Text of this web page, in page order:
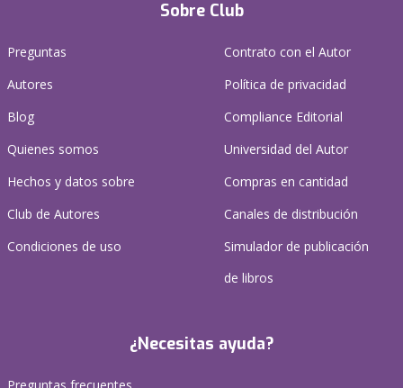
Sobre Club
Preguntas
Autores
Blog
Quienes somos
Hechos y datos sobre
Club de Autores
Condiciones de uso
Contrato con el Autor
Política de privacidad
Compliance Editorial
Universidad del Autor
Compras en cantidad
Canales de distribución
Simulador de publicación
de libros
¿Necesitas ayuda?